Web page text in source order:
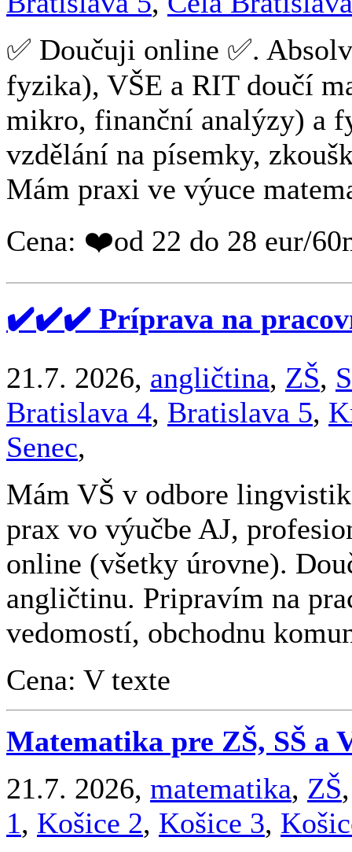
✅ Doučuji online ✅.
fyzika), VŠE a RIT doučí
mikro, finanční analýzy) a
vzdělání na písemky,
Mám praxi ve výuce
Cena: ❤️od 22 do 28 eur/
✔️✔️✔️ Príprava na
21.7. 2026, angličtina, ZŠ,
Bratislava 4, Bratislava 5,
Senec,
Mám VŠ v odbore
prax vo výučbe AJ,
online (všetky úrovne).
angličtinu. Pripravím na
vedomostí, obchodnu
Cena: V texte
Matematika pre ZŠ, SŠ a
21.7. 2026, matematika, ZŠ
1, Košice 2, Košice 3,